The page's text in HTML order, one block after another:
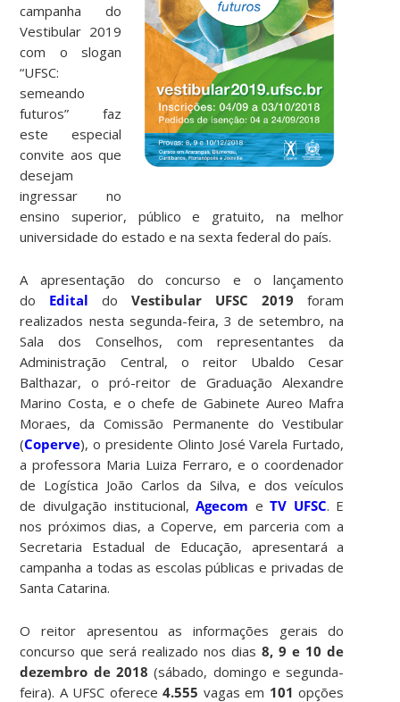
campanha do
Vestibular 2019
com o slogan
“UFSC:
semeando
futuros” faz
este especial
convite aos que
desejam
ingressar no
ensino superior, público e gratuito, na melhor
universidade do estado e na sexta federal do país.
A apresentação do concurso e o lançamento
do Edital doVestibular UFSC 2019 foram
realizados nesta segunda-feira, 3 de setembro, na
Sala dos Conselhos, com representantes da
Administração Central, o reitor Ubaldo Cesar
Balthazar, o pró-reitor de Graduação Alexandre
Marino Costa, e o chefe de Gabinete Aureo Mafra
Moraes, da Comissão Permanente do Vestibular
(Coperve), o presidente Olinto José Varela Furtado,
a professora Maria Luiza Ferraro, e o coordenador
de Logística João Carlos da Silva, e dos veículos
de divulgação institucional,Agecom eTV UFSC. E
nos próximos dias, a Coperve, em parceria com a
Secretaria Estadual de Educação, apresentará a
campanha a todas as escolas públicas e privadas de
Santa Catarina.
O reitor apresentou as informações gerais do
concurso que será realizado nos dias8, 9 e 10 de
dezembro de 2018(sábado, domingo e segunda-
feira). A UFSC oferece4.555 vagas em 101 opções